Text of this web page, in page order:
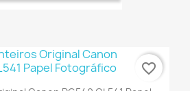
€ ONLINE favorite_border